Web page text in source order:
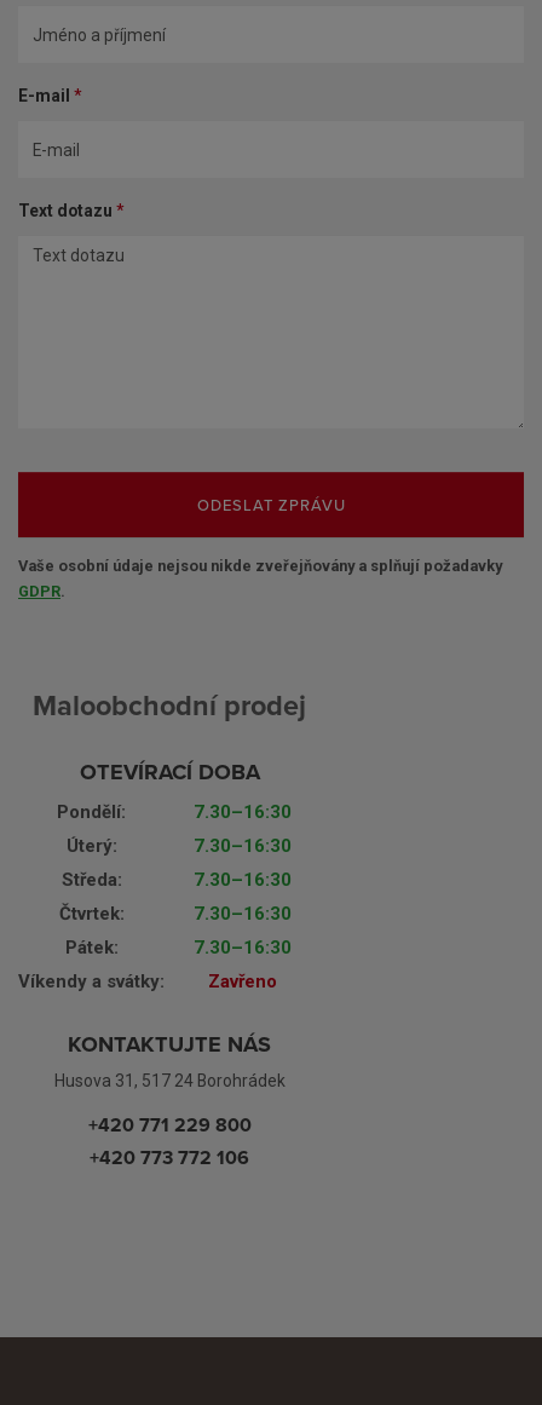
E-mail *
Text dotazu *
ODESLAT ZPRÁVU
Vaše osobní údaje nejsou nikde zveřejňovány a splňují požadavky
GDPR.
Maloobchodní prodej
OTEVÍRACÍ DOBA
Pondělí:
7.30–16:30
Úterý:
7.30–16:30
Středa:
7.30–16:30
Čtvrtek:
7.30–16:30
Pátek:
7.30–16:30
Víkendy a svátky:
Zavřeno
KONTAKTUJTE NÁS
Husova 31, 517 24 Borohrádek
+420 771 229 800
+420 773 772 106